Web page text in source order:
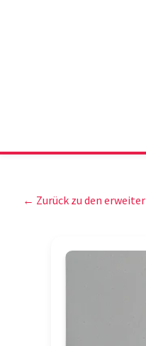
← Zurück zu den